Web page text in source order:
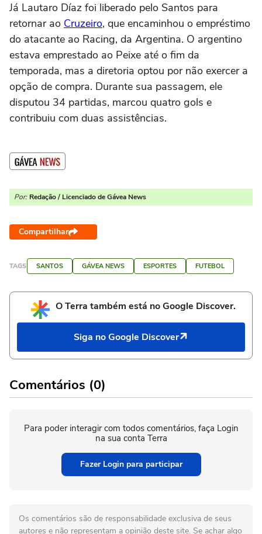
Já Lautaro Díaz foi liberado pelo Santos para
retornar ao Cruzeiro, que encaminhou o empréstimo
do atacante ao Racing, da Argentina. O argentino
estava emprestado ao Peixe até o fim da
temporada, mas a diretoria optou por não exercer a
opção de compra. Durante sua passagem, ele
disputou 34 partidas, marcou quatro gols e
contribuiu com duas assistências.
Por: Redação / Licenciado de Gávea News
Compartilhar
TAGS SANTOS GÁVEA NEWS ESPORTES FUTEBOL
O Terra também está no Google Discover.
Siga no Google Discover
Comentários (0)
Para poder interagir com todos comentários, faça Login
na sua conta Terra
Fazer Login para participar
Os comentários são de responsabilidade exclusiva de seus
autores e não representam a opinião deste site. Se achar algo